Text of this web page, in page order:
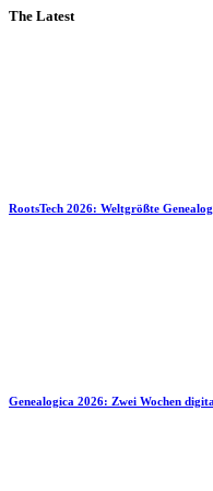
The Latest
RootsTech 2026: Weltgrößte
Genealogica 2026: Zwei Wochen